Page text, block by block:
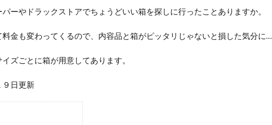
ーやドラックストアでちょうどいい箱を探しに行ったことありますか。
金も変わってくるので、内容品と箱がピッタリじゃないと損した気分に…
ズごとに箱が用意してあります。
日更新